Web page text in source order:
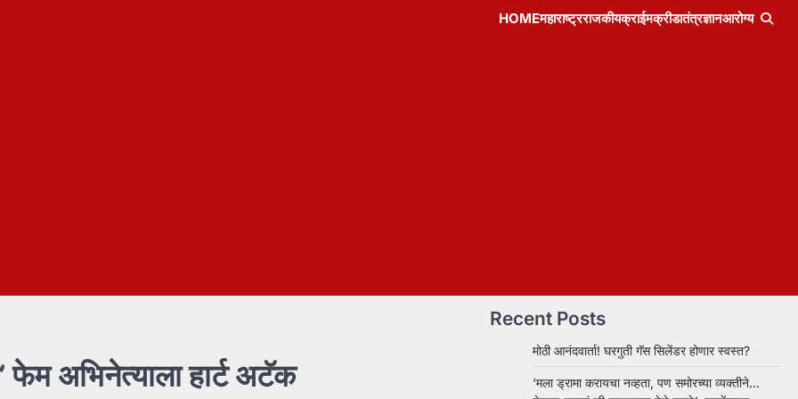
HOMEमहाराष्ट्रराजकीयक्राईमक्रीडातंत्रज्ञानआरोग्य
फेम अभिनेत्याला हार्ट अटॅक
Recent Posts
मोठी आनंदवार्ता! घरगुती गॅस सिलेंडर होणार स्वस्त?
‘मला ड्रामा करायचा नव्हता, पण समोरच्या व्यक्तीने…